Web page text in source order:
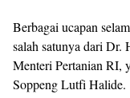
Berbagai ucapan
salah satunya dari
Menteri Pertanian RI,
Soppeng Lutfi Halide.